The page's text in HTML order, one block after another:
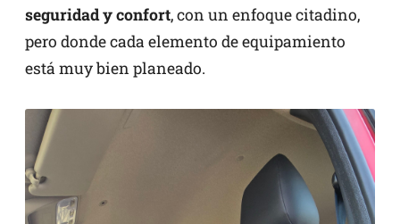
seguridad y confort, con un enfoque citadino,
pero donde cada elemento de equipamiento
está muy bien planeado.